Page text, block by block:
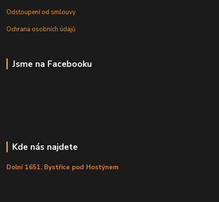
Odstoupení od smlouvy
Ochrana osobních údajů
Jsme na Facebooku
Kde nás najdete
Dolní 1651, Bystřice pod Hostýnem